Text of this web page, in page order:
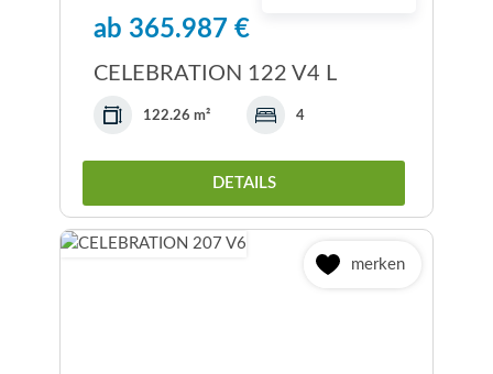
ab 365.987 €
CELEBRATION 122 V4 L
122.26 m² 4
DETAILS
merken